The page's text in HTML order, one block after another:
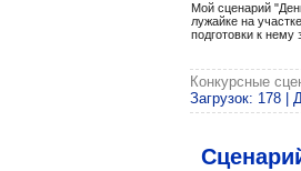
Мой сценарий
лужайке на
подготовки к нему
Конкурсные
Загрузок: 178 |